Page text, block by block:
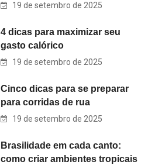
19 de setembro de 2025
4 dicas para maximizar seu
gasto calórico
19 de setembro de 2025
Cinco dicas para se preparar
para corridas de rua
19 de setembro de 2025
Brasilidade em cada canto:
como criar ambientes tropicais